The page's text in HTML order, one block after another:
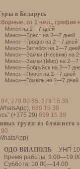
, 270 00 85, 379 15 39
689 15 39
(+375 29) 699 15 39
групп из ближнего
ОДО ВИАПОЛЬ
УНП
Время работы:
Суббота: 10.00—14.00
в Беларусь
от 1 чел., график
Минск на 2—7 дней
Минск—Брест на 2—7 дней
Минск—Гродно на 2—7 дней
Минск—Витебск на 2—7 дней
Минск—Замки (Несвиж) на
Минск—Замки (Мир) на 2—7
Минск—Бобруйск на 2—7
Минск—Пинск на 2—7 дней
Минск—Гомель на 2—7 дней